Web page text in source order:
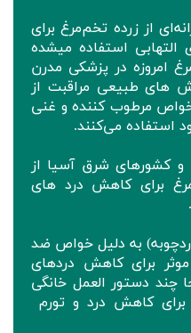
از زرده تخم‌مرغ برای
استفاده میشده
امروزه در پزشکی مدرن
های طبیعی مراقبت از
مرطوب‌ کننده و غنی
استفاده می‌کنند‌.
و کشورهای شرق آسیا از
برای کاهش درد های
به دلیل خواص ضد
برای کاهش دردهای
چند دستور العمل خانگی
برای کاهش درد و تورم